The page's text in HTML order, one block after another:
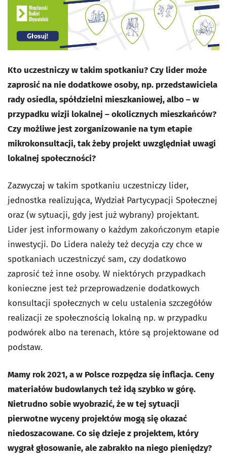
Kto uczestniczy w takim spotkaniu? Czy lider może
zaprosić na nie dodatkowe osoby, np. przedstawiciela
rady osiedla, spółdzielni mieszkaniowej, albo – w
przypadku wizji lokalnej – okolicznych mieszkańców?
Czy możliwe jest zorganizowanie na tym etapie
mikrokonsultacji, tak żeby projekt uwzględniał uwagi
lokalnej społeczności?
Zazwyczaj w takim spotkaniu uczestniczy lider,
jednostka realizująca, Wydział Partycypacji Społecznej
oraz (w sytuacji, gdy jest już wybrany) projektant.
Lider jest informowany o każdym zakończonym etapie
inwestycji. Do Lidera należy też decyzja czy chce w
spotkaniach uczestniczyć sam, czy dodatkowo
zaprosić też inne osoby. W niektórych przypadkach
konieczne jest też przeprowadzenie dodatkowych
konsultacji społecznych w celu ustalenia szczegółów
realizacji ze społecznością lokalną np. w przypadku
podwórek albo na terenach, które są projektowane od
podstaw.
Mamy rok 2021, a w Polsce rozpędza się inflacja. Ceny
materiałów budowlanych też idą szybko w górę.
Nietrudno sobie wyobrazić, że w tej sytuacji
pierwotne wyceny projektów mogą się okazać
niedoszacowane. Co się dzieje z projektem, który
wygrał głosowanie, ale zabrakło na niego pieniędzy?